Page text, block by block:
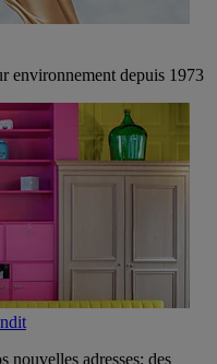
environnement depuis 1973
nouvelles adresses: des